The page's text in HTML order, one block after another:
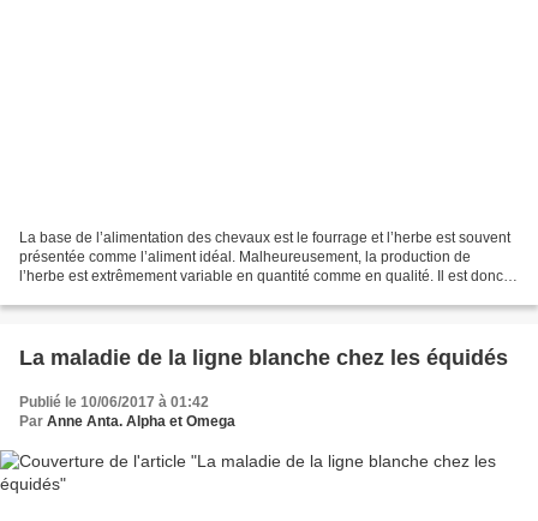
La base de l’alimentation des chevaux est le fourrage et l’herbe est souvent
présentée comme l’aliment idéal. Malheureusement, la production de
l’herbe est extrêmement variable en quantité comme en qualité. Il est donc
La maladie de la ligne blanche chez les équidés
Publié le 10/06/2017 à 01:42
Par Anne Anta. Alpha et Omega